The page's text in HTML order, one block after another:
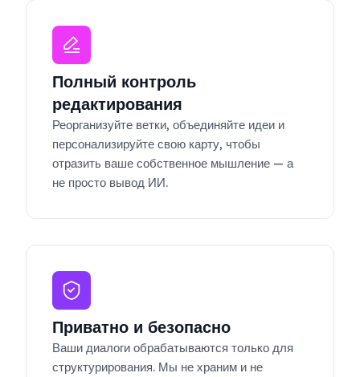
Полный контроль
редактирования
Реорганизуйте ветки, объединяйте идеи и
персонализируйте свою карту, чтобы
отразить ваше собственное мышление — а
не просто вывод ИИ.
Приватно и безопасно
Ваши диалоги обрабатываются только для
структурирования. Мы не храним и не